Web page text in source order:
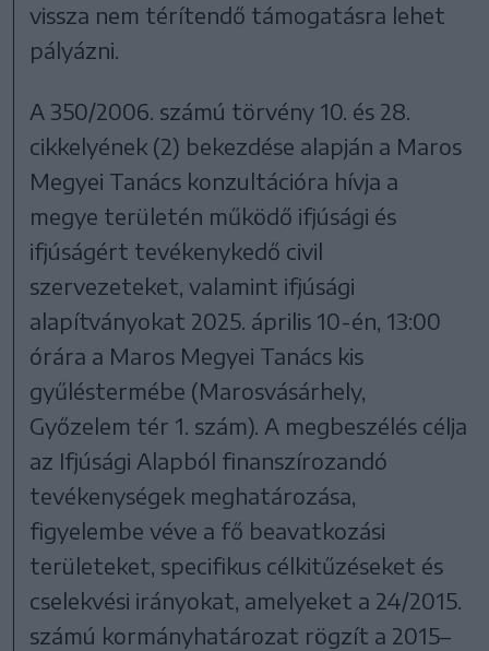
vissza nem térítendő támogatásra lehet
pályázni.
A 350/2006. számú törvény 10. és 28.
cikkelyének (2) bekezdése alapján a Maros
Megyei Tanács konzultációra hívja a
megye területén működő ifjúsági és
ifjúságért tevékenykedő civil
szervezeteket, valamint ifjúsági
alapítványokat 2025. április 10-én, 13:00
órára a Maros Megyei Tanács kis
gyűléstermébe (Marosvásárhely,
Győzelem tér 1. szám). A megbeszélés célja
az Ifjúsági Alapból finanszírozandó
tevékenységek meghatározása,
figyelembe véve a fő beavatkozási
területeket, specifikus célkitűzéseket és
cselekvési irányokat, amelyeket a 24/2015.
számú kormányhatározat rögzít a 2015–